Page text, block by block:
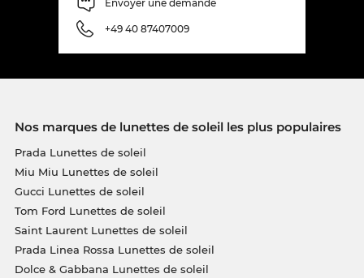
Envoyer une demande
+49 40 87407009
Nos marques de lunettes de soleil les plus populaires
Prada Lunettes de soleil
Miu Miu Lunettes de soleil
Gucci Lunettes de soleil
Tom Ford Lunettes de soleil
Saint Laurent Lunettes de soleil
Prada Linea Rossa Lunettes de soleil
Dolce & Gabbana Lunettes de soleil